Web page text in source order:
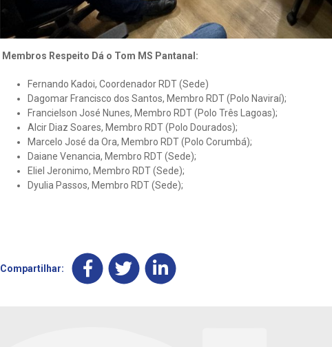
Membros Respeito Dá o Tom MS Pantanal:
Fernando Kadoi, Coordenador RDT (Sede)
Dagomar Francisco dos Santos, Membro RDT (Polo Naviraí);
Francielson José Nunes, Membro RDT (Polo Três Lagoas);
Alcir Diaz Soares, Membro RDT (Polo Dourados);
Marcelo José da Ora, Membro RDT (Polo Corumbá);
Daiane Venancia, Membro RDT (Sede);
Eliel Jeronimo, Membro RDT (Sede);
Dyulia Passos, Membro RDT (Sede);
Compartilhar: